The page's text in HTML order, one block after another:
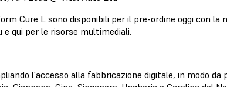
Cure L sono disponibili per il pre-ordine oggi con
e qui per le risorse multimediali.
l'accesso alla fabbricazione digitale, in modo